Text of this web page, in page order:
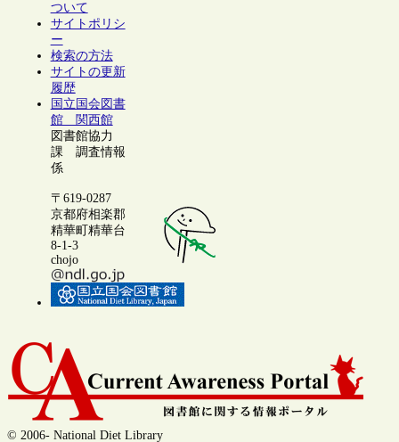
ついて
サイトポリシ
ー
検索の方法
サイトの更新
履歴
国立国会図書
館 関西館
図書館協力
課 調査情報
係
〒619-0287
京都府相楽郡
精華町精華台
8-1-3
chojo
© 2006- National Diet Library